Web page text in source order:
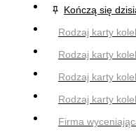
Kończą się
Rodzaj karty
Rodzaj karty
Rodzaj karty
Rodzaj karty
Firma